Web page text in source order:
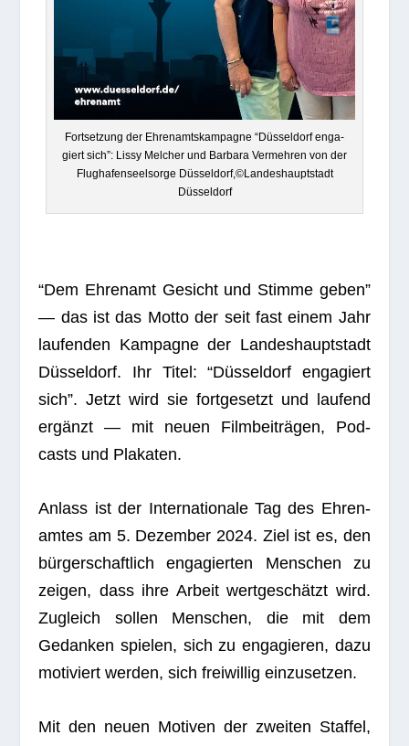
Fort­set­zung der Ehren­amts­kam­pa­gne “Düs­sel­dorf enga­
giert sich”: Lissy Mel­cher und Bar­bara Ver­meh­ren von der
Flug­ha­fen­seel­sorge Düsseldorf,©Landeshauptstadt
Düsseldorf
“Dem Ehren­amt Gesicht und Stimme geben”
— das ist das Motto der seit fast einem Jahr
lau­fen­den Kam­pa­gne der Lan­des­haupt­stadt
Düs­sel­dorf. Ihr Titel: “Düs­sel­dorf enga­giert
sich”. Jetzt wird sie fort­ge­setzt und lau­fend
ergänzt — mit neuen Film­bei­trä­gen, Pod­
casts und Plakaten.
Anlass ist der Inter­na­tio­nale Tag des Ehren­
am­tes am 5. Dezem­ber 2024. Ziel ist es, den
bür­ger­schaft­lich enga­gier­ten Men­schen zu
zei­gen, dass ihre Arbeit wert­ge­schätzt wird.
Zugleich sol­len Men­schen, die mit dem
Gedan­ken spie­len, sich zu enga­gie­ren, dazu
moti­viert wer­den, sich frei­wil­lig einzusetzen.
Mit den neuen Moti­ven der zwei­ten Staf­fel,